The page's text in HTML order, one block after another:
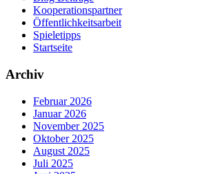
Kooperationspartner
Öffentlichkeitsarbeit
Spieletipps
Startseite
Archiv
Februar 2026
Januar 2026
November 2025
Oktober 2025
August 2025
Juli 2025